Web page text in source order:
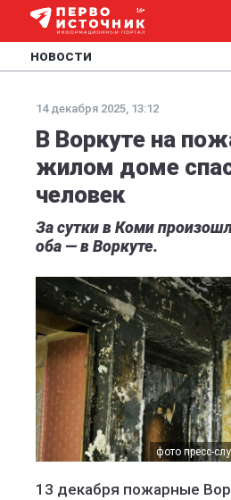
НОВОСТИ
14 декабря 2025, 13:12
В Воркуте на
жилом доме
человек
За сутки в Коми
оба — в Воркуте.
фото пресс-
13 декабря пожарные